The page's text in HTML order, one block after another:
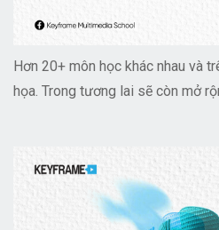
Hơn 20+ môn học khác nhau và
họa. Trong tương lai sẽ còn mở